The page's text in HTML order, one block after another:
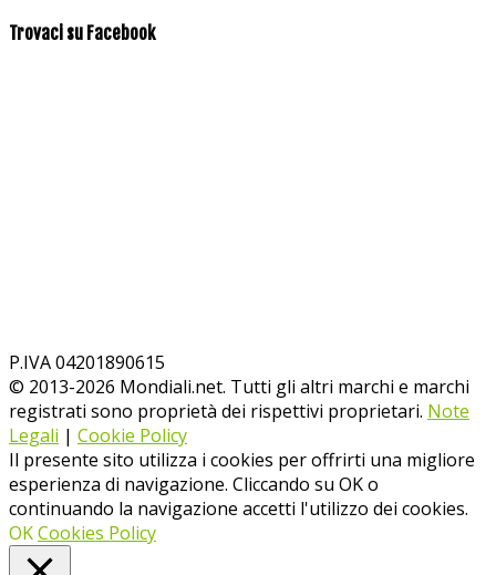
Trovaci su Facebook
P.IVA 04201890615
© 2013-2026 Mondiali.net. Tutti gli altri marchi e marchi
registrati sono proprietà dei rispettivi proprietari. Note
Legali | Cookie Policy
Il presente sito utilizza i cookies per offrirti una migliore
esperienza di navigazione. Cliccando su OK o
continuando la navigazione accetti l'utilizzo dei cookies.
OKCookies Policy